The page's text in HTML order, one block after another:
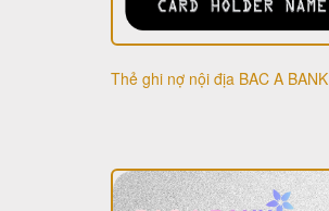
Thẻ ghi nợ nội địa BAC A BANK